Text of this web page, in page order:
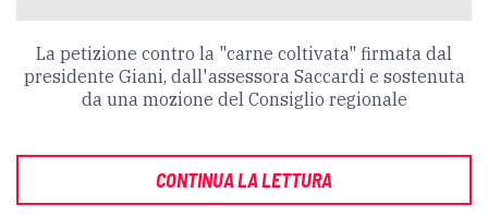
La petizione contro la "carne coltivata" firmata dal
presidente Giani, dall'assessora Saccardi e sostenuta
da una mozione del Consiglio regionale
CONTINUA LA LETTURA